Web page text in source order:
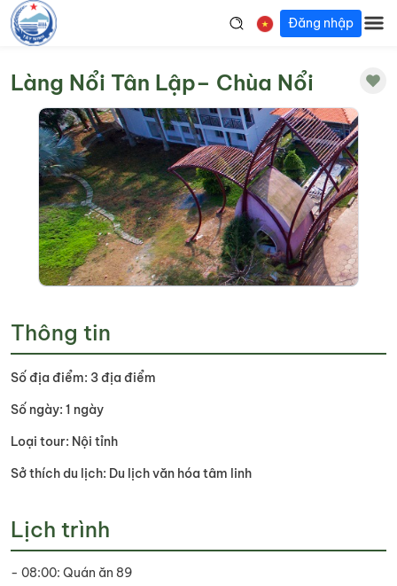
Đăng nhập
Làng Nổi Tân Lập– Chùa Nổi
Thông tin
Số địa điểm: 3 địa điểm
Số ngày: 1 ngày
Loại tour: Nội tỉnh
Sở thích du lịch: Du lịch văn hóa tâm linh
Lịch trình
- 08:00: Quán ăn 89